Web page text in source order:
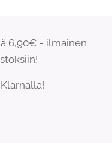
6,90€ - ilmainen